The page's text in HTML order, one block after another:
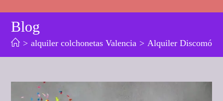
Blog
> alquiler colchonetas Valencia > Alquiler